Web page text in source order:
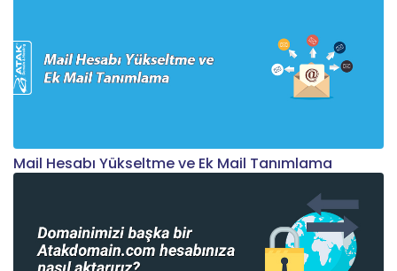
Mail Hesabı Yükseltme ve Ek Mail Tanımlama